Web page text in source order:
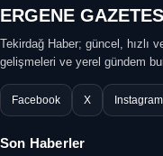
ERGENE
Tekirdağ Haber; güncel, hızlı
gelişmeleri ve yerel gündem
Facebook X Instagram
Son Haberler